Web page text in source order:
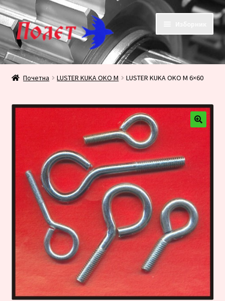
Прескочи
на
навигацију
Скочи
на
садржај
Почетак
Плаћање
Почетна LUSTER KUKA OKO M LUSTER KUKA OKO M 6×60